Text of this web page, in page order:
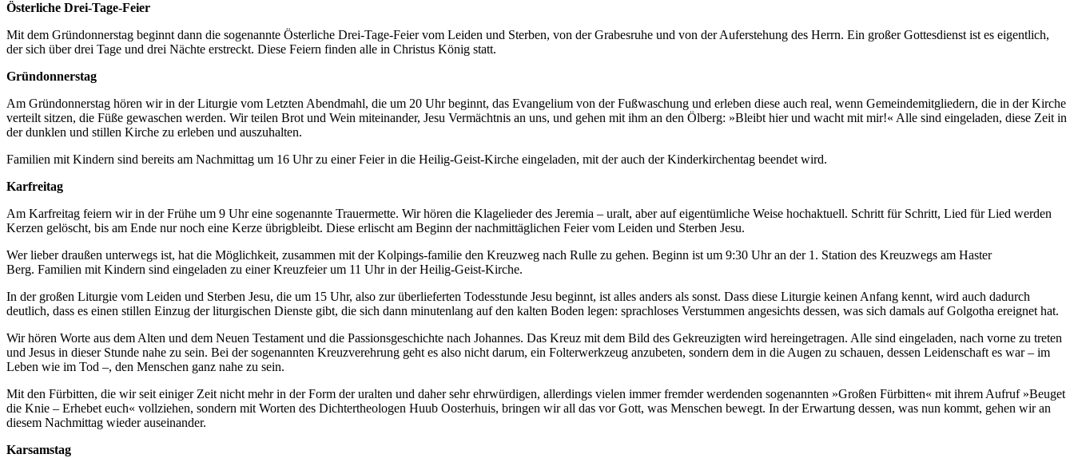
Österliche Drei-Tage-Feier
Mit dem Gründonnerstag beginnt dann die sogenannte Österliche Drei-Tage-Feier vom Leiden und Sterben, von der Grabesruhe und von der Auferstehung des Herrn. Ein großer Gottesdienst ist es eigentlich,
der sich über drei Tage und drei Nächte erstreckt. Diese Feiern finden alle in Christus König statt.
Gründonnerstag
Am Gründonnerstag hören wir in der Liturgie vom Letzten Abendmahl, die um 20 Uhr beginnt, das Evangelium von der Fußwaschung und erleben diese auch real, wenn Gemeindemitgliedern, die in der Kirche
verteilt sitzen, die Füße gewaschen werden. Wir teilen Brot und Wein miteinander, Jesu Vermächtnis an uns, und gehen mit ihm an den Ölberg: »Bleibt hier und wacht mit mir!« Alle sind eingeladen, diese Zeit in
der dunklen und stillen Kirche zu erleben und auszuhalten.
Familien mit Kindern sind bereits am Nachmittag um 16 Uhr zu einer Feier in die Heilig-Geist-Kirche eingeladen, mit der auch der Kinderkirchentag beendet wird.
Karfreitag
Am Karfreitag feiern wir in der Frühe um 9 Uhr eine sogenannte Trauermette. Wir hören die Klagelieder des Jeremia – uralt, aber auf eigentümliche Weise hochaktuell. Schritt für Schritt, Lied für Lied werden
Kerzen gelöscht, bis am Ende nur noch eine Kerze übrigbleibt. Diese erlischt am Beginn der nachmittäglichen Feier vom Leiden und Sterben Jesu.
Wer lieber draußen unterwegs ist, hat die Möglichkeit, zusammen mit der Kolpings-familie den Kreuzweg nach Rulle zu gehen. Beginn ist um 9:30 Uhr an der 1. Station des Kreuzwegs am Haster
Berg. Familien mit Kindern sind eingeladen zu einer Kreuzfeier um 11 Uhr in der Heilig-Geist-Kirche.
In der großen Liturgie vom Leiden und Sterben Jesu, die um 15 Uhr, also zur überlieferten Todesstunde Jesu beginnt, ist alles anders als sonst. Dass diese Liturgie keinen Anfang kennt, wird auch dadurch
deutlich, dass es einen stillen Einzug der liturgischen Dienste gibt, die sich dann minutenlang auf den kalten Boden legen: sprachloses Verstummen angesichts dessen, was sich damals auf Golgotha ereignet hat.
Wir hören Worte aus dem Alten und dem Neuen Testament und die Passionsgeschichte nach Johannes. Das Kreuz mit dem Bild des Gekreuzigten wird hereingetragen. Alle sind eingeladen, nach vorne zu treten
und Jesus in dieser Stunde nahe zu sein. Bei der sogenannten Kreuzverehrung geht es also nicht darum, ein Folterwerkzeug anzubeten, sondern dem in die Augen zu schauen, dessen Leidenschaft es war – im
Leben wie im Tod –, den Menschen ganz nahe zu sein.
Mit den Fürbitten, die wir seit einiger Zeit nicht mehr in der Form der uralten und daher sehr ehrwürdigen, allerdings vielen immer fremder werdenden sogenannten »Großen Fürbitten« mit ihrem Aufruf »Beuget
die Knie – Erhebet euch« vollziehen, sondern mit Worten des Dichtertheologen Huub Oosterhuis, bringen wir all das vor Gott, was Menschen bewegt. In der Erwartung dessen, was nun kommt, gehen wir an
diesem Nachmittag wieder auseinander.
Karsamstag